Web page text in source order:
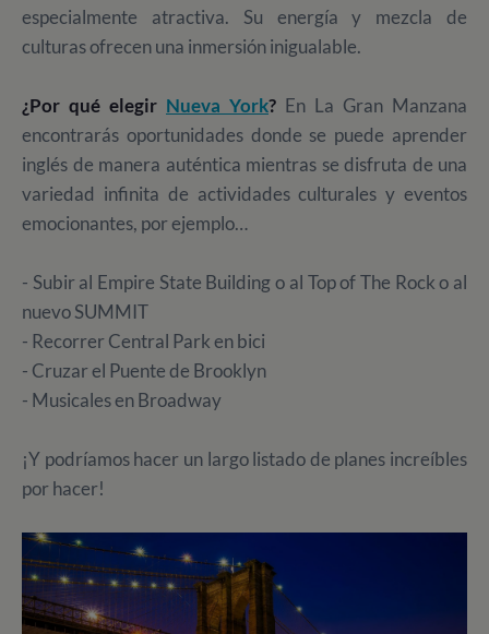
especialmente atractiva. Su energía y mezcla de
culturas ofrecen una inmersión inigualable.
¿Por qué elegir Nueva York? En La Gran Manzana
encontrarás oportunidades donde se puede aprender
inglés de manera auténtica mientras se disfruta de una
variedad infinita de actividades culturales y eventos
emocionantes, por ejemplo…
- Subir al Empire State Building o al Top of The Rock o al
nuevo SUMMIT
- Recorrer Central Park en bici
- Cruzar el Puente de Brooklyn
- Musicales en Broadway
¡Y podríamos hacer un largo listado de planes increíbles
por hacer!